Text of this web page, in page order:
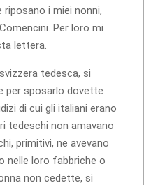
i miei nonni,
Per loro mi
lettera.
tedesca, si
per sposarlo dovette
di cui gli italiani erano
tedeschi non amavano
primitivi, ne avevano
nelle loro fabbriche o
non cedette, si